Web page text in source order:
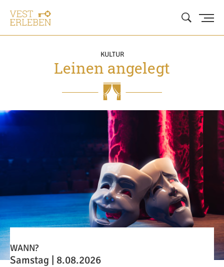
KULTUR
Leinen angelegt
WANN?
Samstag | 8.08.2026